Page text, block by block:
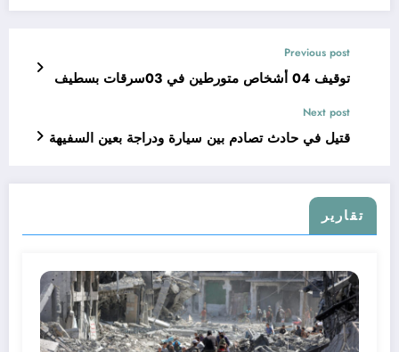
Previous post
توقيف 04 أشخاص متورطين في 03سرقات بسطيف
Next post
قتيل في حادث تصادم بين سيارة ودراجة بعين السفيهة
تقارير